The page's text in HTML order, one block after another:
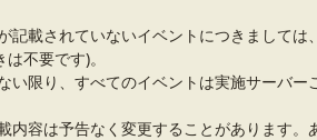
記載されていないイベントにつきましては
不要です)。
い限り、すべてのイベントは実施サーバー
内容は予告なく変更することがあります。